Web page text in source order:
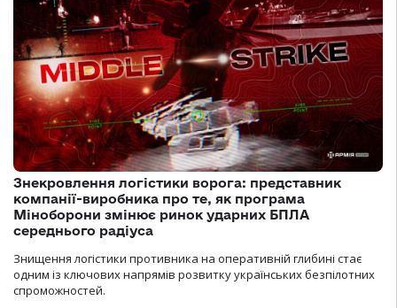
Знекровлення логістики ворога: представник
компанії-виробника про те, як програма
Міноборони змінює ринок ударних БПЛА
середнього радіуса
Знищення логістики противника на оперативній глибині стає
одним із ключових напрямів розвитку українських безпілотних
спроможностей.